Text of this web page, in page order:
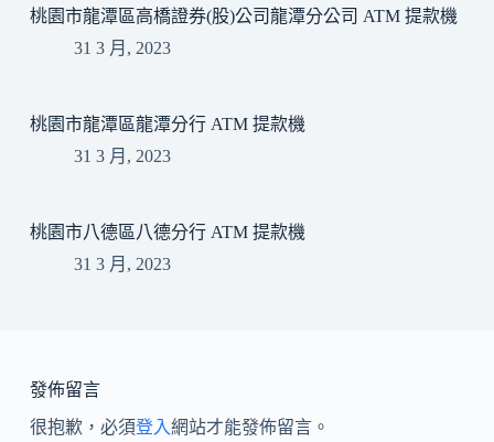
桃園市龍潭區高橋證券(股)公司龍潭分公司 ATM 提款機
31 3 月, 2023
桃園市龍潭區龍潭分行 ATM 提款機
31 3 月, 2023
桃園市八德區八德分行 ATM 提款機
31 3 月, 2023
發佈留言
很抱歉，必須登入網站才能發佈留言。